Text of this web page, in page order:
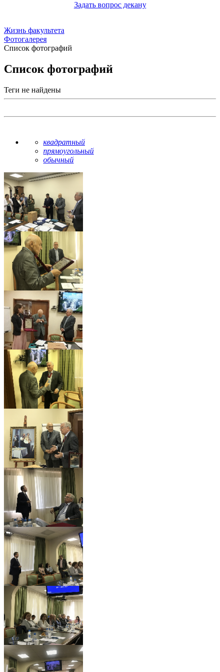
Задать вопрос декану
Жизнь факультета
Фотогалерея
Список фотографий
Список фотографий
Теги не найдены
квадратный
прямоугольный
обычный